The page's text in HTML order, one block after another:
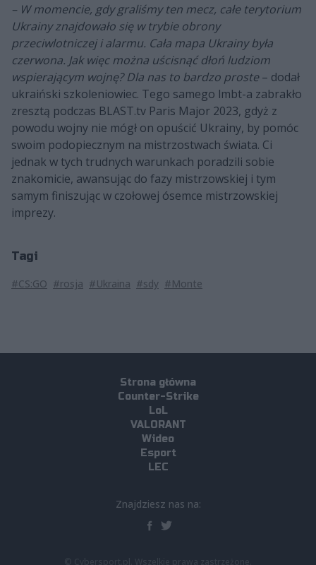
– W momencie, gdy graliśmy ten mecz, całe terytorium
Ukrainy znajdowało się w trybie obrony
przeciwlotniczej i alarmu. Cała mapa Ukrainy była
czerwona. Jak więc można uścisnąć dłoń ludziom
wspierającym wojnę? Dla nas to bardzo proste– dodał
ukraiński szkoleniowiec. Tego samego lmbt-a zabrakło
zresztą podczas BLAST.tv Paris Major 2023, gdyż z
powodu wojny nie mógł on opuścić Ukrainy, by pomóc
swoim podopiecznym na mistrzostwach świata. Ci
jednak w tych trudnych warunkach poradzili sobie
znakomicie, awansując do fazy mistrzowskiej i tym
samym finiszując w czołowej ósemce mistrzowskiej
imprezy.
Tagi
#CS:GO #rosja #Ukraina #sdy #Monte
Strona główna
Counter-Strike
LoL
VALORANT
Wideo
Esport
LEC
Znajdziesz nas na: